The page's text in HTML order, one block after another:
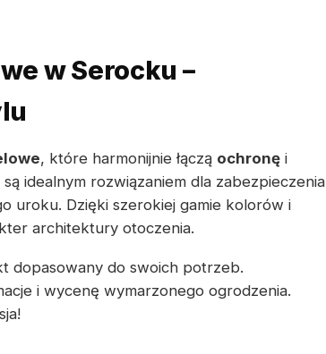
w Serocku –
, które harmonijnie łączą ochronę i
idealnym rozwiązaniem dla zabezpieczenia
uroku. Dzięki szerokiej gamie kolorów i
architektury otoczenia.
dopasowany do swoich potrzeb.
i wycenę wymarzonego ogrodzenia.